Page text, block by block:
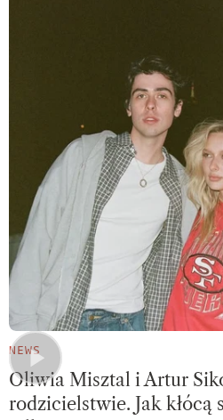
NEWS
Oliwia Misztal i Artur
rodzicielstwie. Jak kłócą